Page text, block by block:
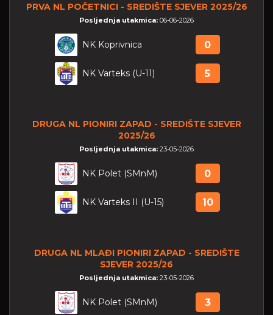
PRVA NL POČETNICI - SREDIŠTE SJEVER 2025/26
Posljednja utakmica: 06-06-2026
NK Koprivnica 0
NK Varteks (U-11) 5
DRUGA NL PIONIRI ZAPAD - SREDIŠTE SJEVER
2025/26
Posljednja utakmica: 23-05-2026
NK Polet (SMnM) 0
NK Varteks II (U-15) 10
DRUGA NL MLAĐI PIONIRI ZAPAD - SREDIŠTE
SJEVER 2025/26
Posljednja utakmica: 23-05-2026
NK Polet (SMnM) 3